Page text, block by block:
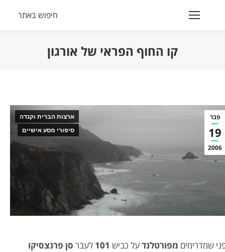
Search:
חיפוש באתר
קו החוף הפראי של אורגון
פבר
19
2006
ארצות הברית וקנדה
סיפורי מסע אישיים
שמדרימים מפורטלנדעל כביש לעבר סן פרנצסיקו